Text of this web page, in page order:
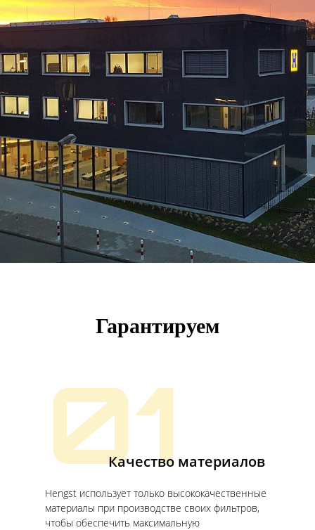
Гарантируем
01
Качество материалов
Hengst использует только высококачественные
материалы при производстве своих фильтров,
чтобы обеспечить максимальную